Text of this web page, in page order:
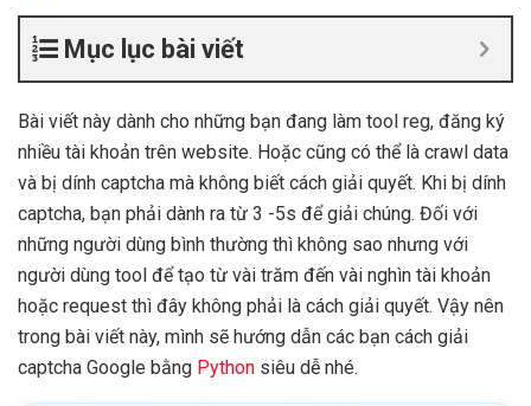
Mục lục bài viết
Bài viết này dành cho những bạn đang làm tool reg, đăng ký
nhiều tài khoản trên website. Hoặc cũng có thể là crawl data
và bị dính captcha mà không biết cách giải quyết. Khi bị dính
captcha, bạn phải dành ra từ 3 -5s để giải chúng. Đối với
những người dùng bình thường thì không sao nhưng với
người dùng tool để tạo từ vài trăm đến vài nghìn tài khoản
hoặc request thì đây không phải là cách giải quyết. Vậy nên
trong bài viết này, mình sẽ hướng dẫn các bạn cách giải
captcha Google bằng Python siêu dễ nhé.